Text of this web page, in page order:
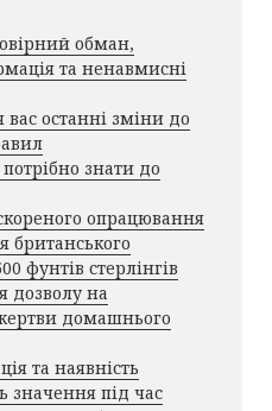
обман,
та ненавмисні
останні зміни до
знати до
опрацювання
британського
фунтів стерлінгів
дозволу на
домашнього
та наявність
значення під час